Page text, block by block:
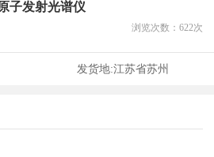
子发射光谱仪
浏览次数： 622次
发货地:江苏省苏州